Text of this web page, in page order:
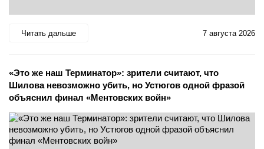
Читать дальше 7 августа 2026
«Это же наш Терминатор»: зрители считают, что
Шилова невозможно убить, но Устюгов одной фразой
объяснил финал «Ментовских войн»